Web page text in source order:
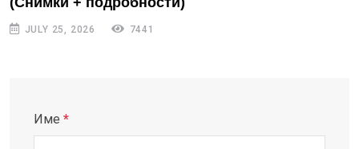
JULY 25, 2026 7441
Име *